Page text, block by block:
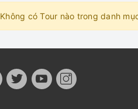
Không có Tour nào trong danh